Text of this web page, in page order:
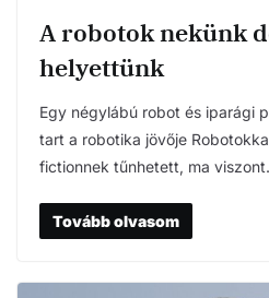
A robotok nekünk
helyettünk
Egy négylábú robot és iparági
tart a robotika jövője
fictionnek tűnhetett, ma
Tovább olvasom